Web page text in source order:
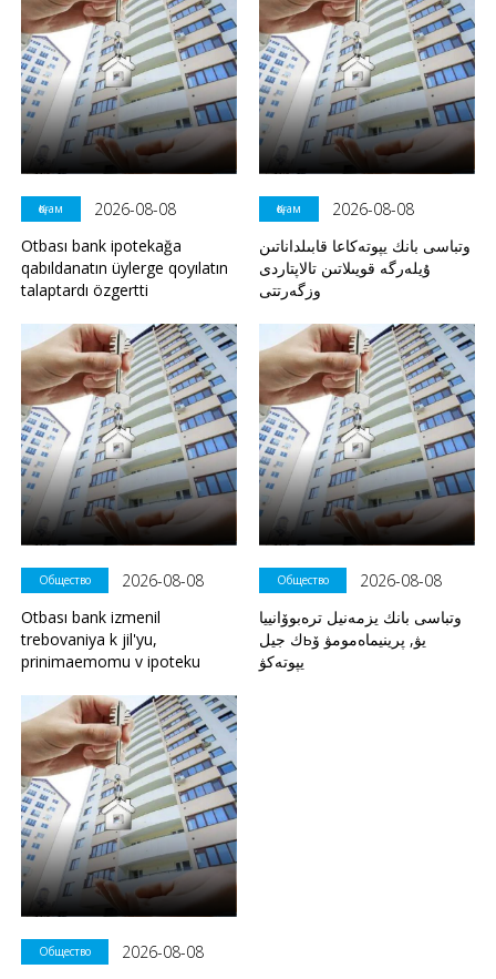
Қоғам
2026-08-08
Otbası bank ipotekağa
qabıldanatın üylerge qoyılatın
talaptardı özgertti
Қоғам
2026-08-08
وتباسى بانك يپوتەكاعا قابىلداناتىن
ۇيلەرگە قويىلاتىن تالاپتاردى
وزگەرتتى
Общество
2026-08-08
Otbası bank izmenil
trebovaniya k jil'yu,
prinimaemomu v ipoteku
Общество
2026-08-08
وتباسى بانك يزمەنيل ترەبوۆانييا
ك جيلьيۋ, پرينيماەمومۋ ۆ
يپوتەكۋ
Общество
2026-08-08